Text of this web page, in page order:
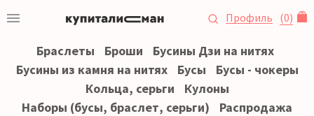
Профиль (0)
Браслеты Броши
Бусины Дзи на нитях
Бусины из камня на нитях
Бусы
Бусы - чокеры
Кольца, серьги
Кулоны
Наборы (бусы, браслет, серьги)
Распродажа